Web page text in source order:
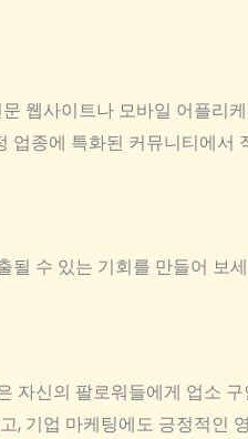
웹사이트나 모바일 어플리
업종에 특화된 커뮤니티에서
수 있는 기회를 만들어 보
자신의 팔로워들에게 업소
, 기업 마케팅에도 긍정적인